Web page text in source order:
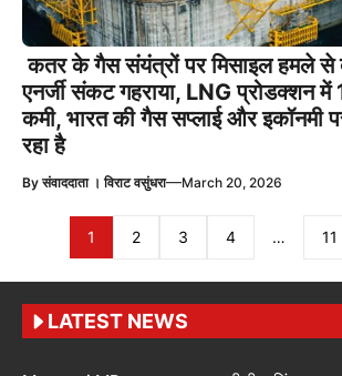
कतर के गैस संयंत्रों पर मिसाइल हमले से
एनर्जी संकट गहराया, LNG प्रोडक्शन
कमी, भारत की गैस सप्लाई और इकॉनमी
रहा है
Byसंवाददाता । विराट वसुंधरा—March 20, 2026
1 2 3 4 … 11
LATEST NEWS